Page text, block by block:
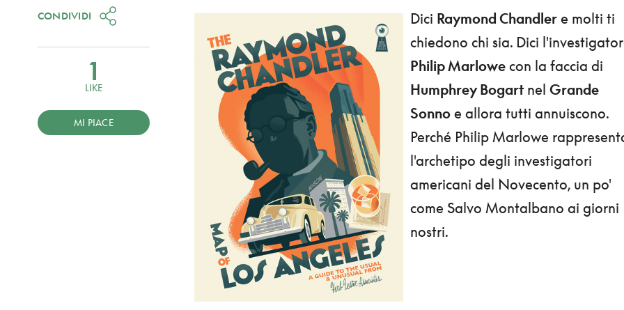
Dici Raymond Chandlere molti ti
chiedono chi sia. Dici
Philip Marlowecon la faccia di
Humphrey Bogartnel Grande
Sonnoe allora tutti annuiscono.
Perché Philip Marlowe
l'archetipo degli investigatori
americani del Novecento, un po'
come Salvo Montalbano ai giorni
nostri.
CONDIVIDI
1
LIKE
MI PIACE